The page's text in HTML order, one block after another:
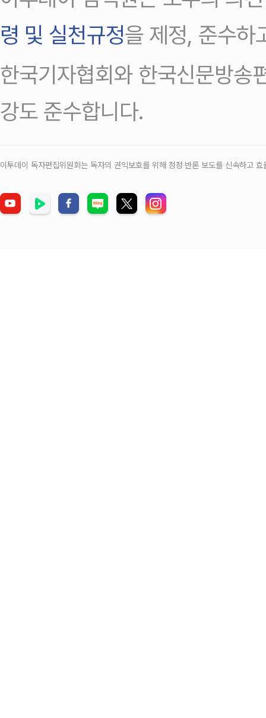
령 및 실천규정을 제정, 준수하
한국기자협회와 한국신문방송
강도 준수합니다.
이투데이 독자편집위원회는 독자의 권익보호를 위해 정정‧반론 보도를 신속하고